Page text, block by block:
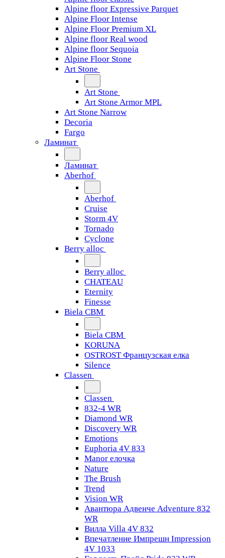
Alpine floor Expressive Parquet
Alpine Floor Intense
Alpine Floor Premium XL
Alpine floor Real wood
Alpine floor Sequoia
Alpine Floor Stone
Art Stone
Art Stone
Art Stone Armor MPL
Art Stone Narrow
Decoria
Fargo
Ламинат
Ламинат
Aberhof
Aberhof
Cruise
Storm 4V
Tornado
Сyclone
Berry alloc
Berry alloc
CHATEAU
Eternity
Finesse
Biela CBM
Biela CBM
KORUNA
OSTROST Французская елка
Silence
Classen
Classen
832-4 WR
Diamond WR
Discovery WR
Emotions
Euphoria 4V 833
Manor елочка
Nature
The Brush
Trend
Vision WR
Авантюра Адвенче Adventure 832
WR
Вилла Villa 4V 832
Впечатление Импрешн Impression
4V 1033